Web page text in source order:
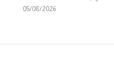
05/08/2026